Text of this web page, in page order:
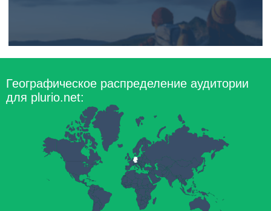
Географическое распределение аудитории
для plurio.net: